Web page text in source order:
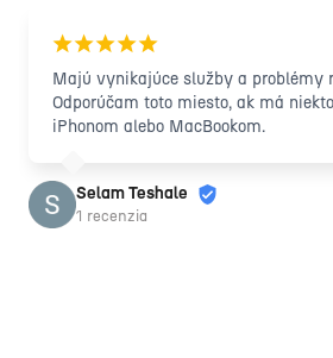
¡¡¡¡¡
Majú vynikajúce služby a problémy
Odporúčam toto miesto, ak má
iPhonom alebo MacBookom.
Selam Teshale
1 recenzia